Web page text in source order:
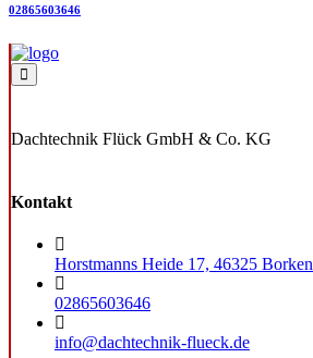
02865603646
Dachtechnik Flück GmbH & Co. KG
Kontakt
Horstmanns Heide 17, 46325 Borken
02865603646
info@dachtechnik-flueck.de